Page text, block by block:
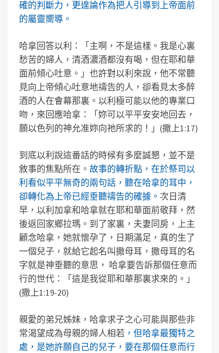
確的判斷力，更遑論作為把人引導到上帝面前
的屬靈嚮導。
哈拿回答以利：「主啊，不是這樣。我是心裏
愁苦的婦人，清酒濃酒都沒有喝，但在耶和華
面前傾心吐意。」也許對以利來說，他不常聽
見向上帝傾心吐意地禱告的人，卻看見太多醉
酒的人在會幕那裏。以利極可能以他的專業口
吻，來回應哈拿：「妳可以平平安安地回去，
願以色列的神允准妳向祂所求的！」(撒上1:17)
到底以利說這番話的時候有多麼誠懇，並不是
敘事的焦點所在。 故事的轉折點，在於祭司以
利看似平平無奇的兩句話，聽在哈拿的耳中，
卻轉化為上帝已經垂聽禱告的確據。 次日清
早，以利加拿和哈拿就在耶和華面前敬拜，然
後返回家鄉拉瑪。到了家裏，夫妻同房，上主
顧念哈拿，她就懷孕了，日期滿足，真的生了
一個兒子，就給它起名叫撒母耳，撒母耳的名
字就是神垂聽的意思， 哈拿要告訴那個任意而
行的世代：「這是我從耶和華那裏求來的。」
(撒上1:19-20)
親愛的弟兄姊妹，哈拿求子之心可能與那些非
常渴望成為母親的婦人相若 ，但哈拿最獨特之
處，是她許願自己的兒子，要在那個任意而行